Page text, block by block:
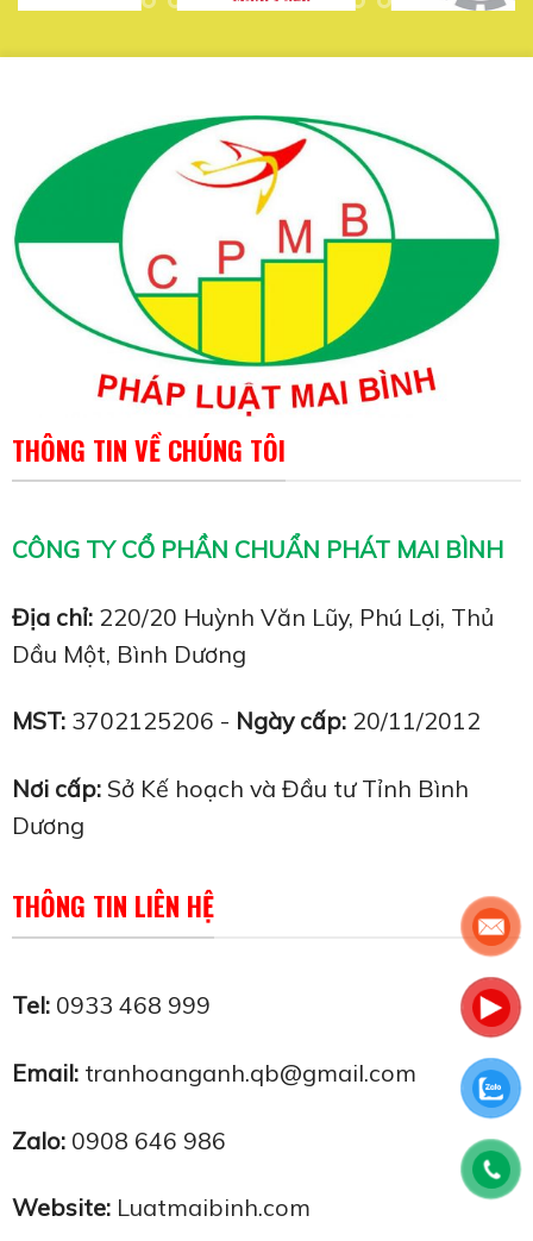
THÔNG TIN VỀ CHÚNG TÔI
CÔNG TY CỔ PHẦN CHUẨN PHÁT MAI BÌNH
Địa chỉ: 220/20 Huỳnh Văn Lũy, Phú Lợi, Thủ
Dầu Một, Bình Dương
MST: 3702125206 - Ngày cấp: 20/11/2012
Nơi cấp: Sở Kế hoạch và Đầu tư Tỉnh Bình
Dương
THÔNG TIN LIÊN HỆ
Tel: 0933 468 999
Email: tranhoanganh.qb@gmail.com
Zalo: 0908 646 986
Website: Luatmaibinh.com